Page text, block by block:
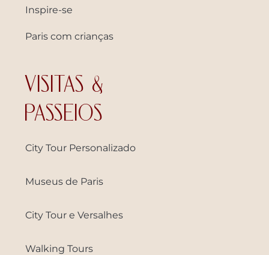
Inspire-se
Paris com crianças
VISITAS &
PASSEIOS
City Tour Personalizado
Museus de Paris
City Tour e Versalhes
Walking Tours